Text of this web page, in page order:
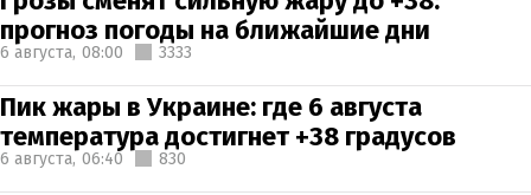
прогноз погоды на ближайшие дни
6 августа, 08:00 3333
Пик жары в Украине: где 6 августа
температура достигнет +38 градусов
6 августа, 06:40 830